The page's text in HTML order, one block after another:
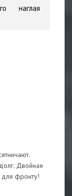
наглая
Двойная
для фронту!